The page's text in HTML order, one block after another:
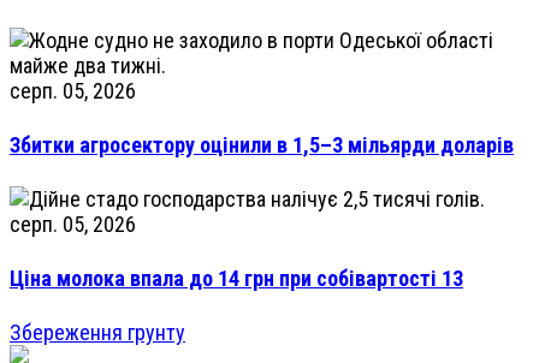
серп. 05, 2026
Збитки агросектору оцінили в 1,5–3 мільярди доларів
серп. 05, 2026
Ціна молока впала до 14 грн при собівартості 13
Збереження грунту